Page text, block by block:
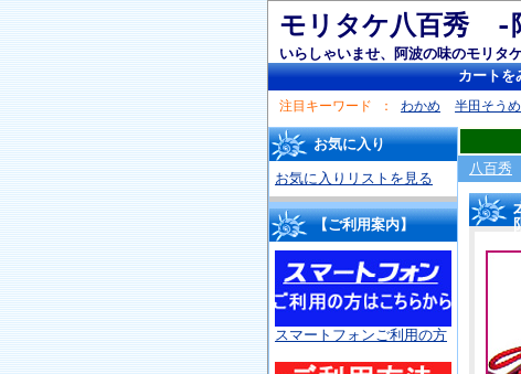
モリタケ八百
いらしゃいませ、阿波の味のモリタ
カートを
注目キーワード わかめ 半田そう
お気に入り
お気に入りリストを見る
【ご利用案内】
スマートフォンご利用の方
八百秀